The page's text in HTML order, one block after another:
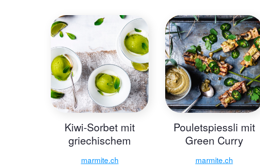
Kiwi-Sorbet mit
griechischem
Joghurt
marmite.ch
Pouletspiessli mit
Green Curry
Cashew Sauce
marmite.ch